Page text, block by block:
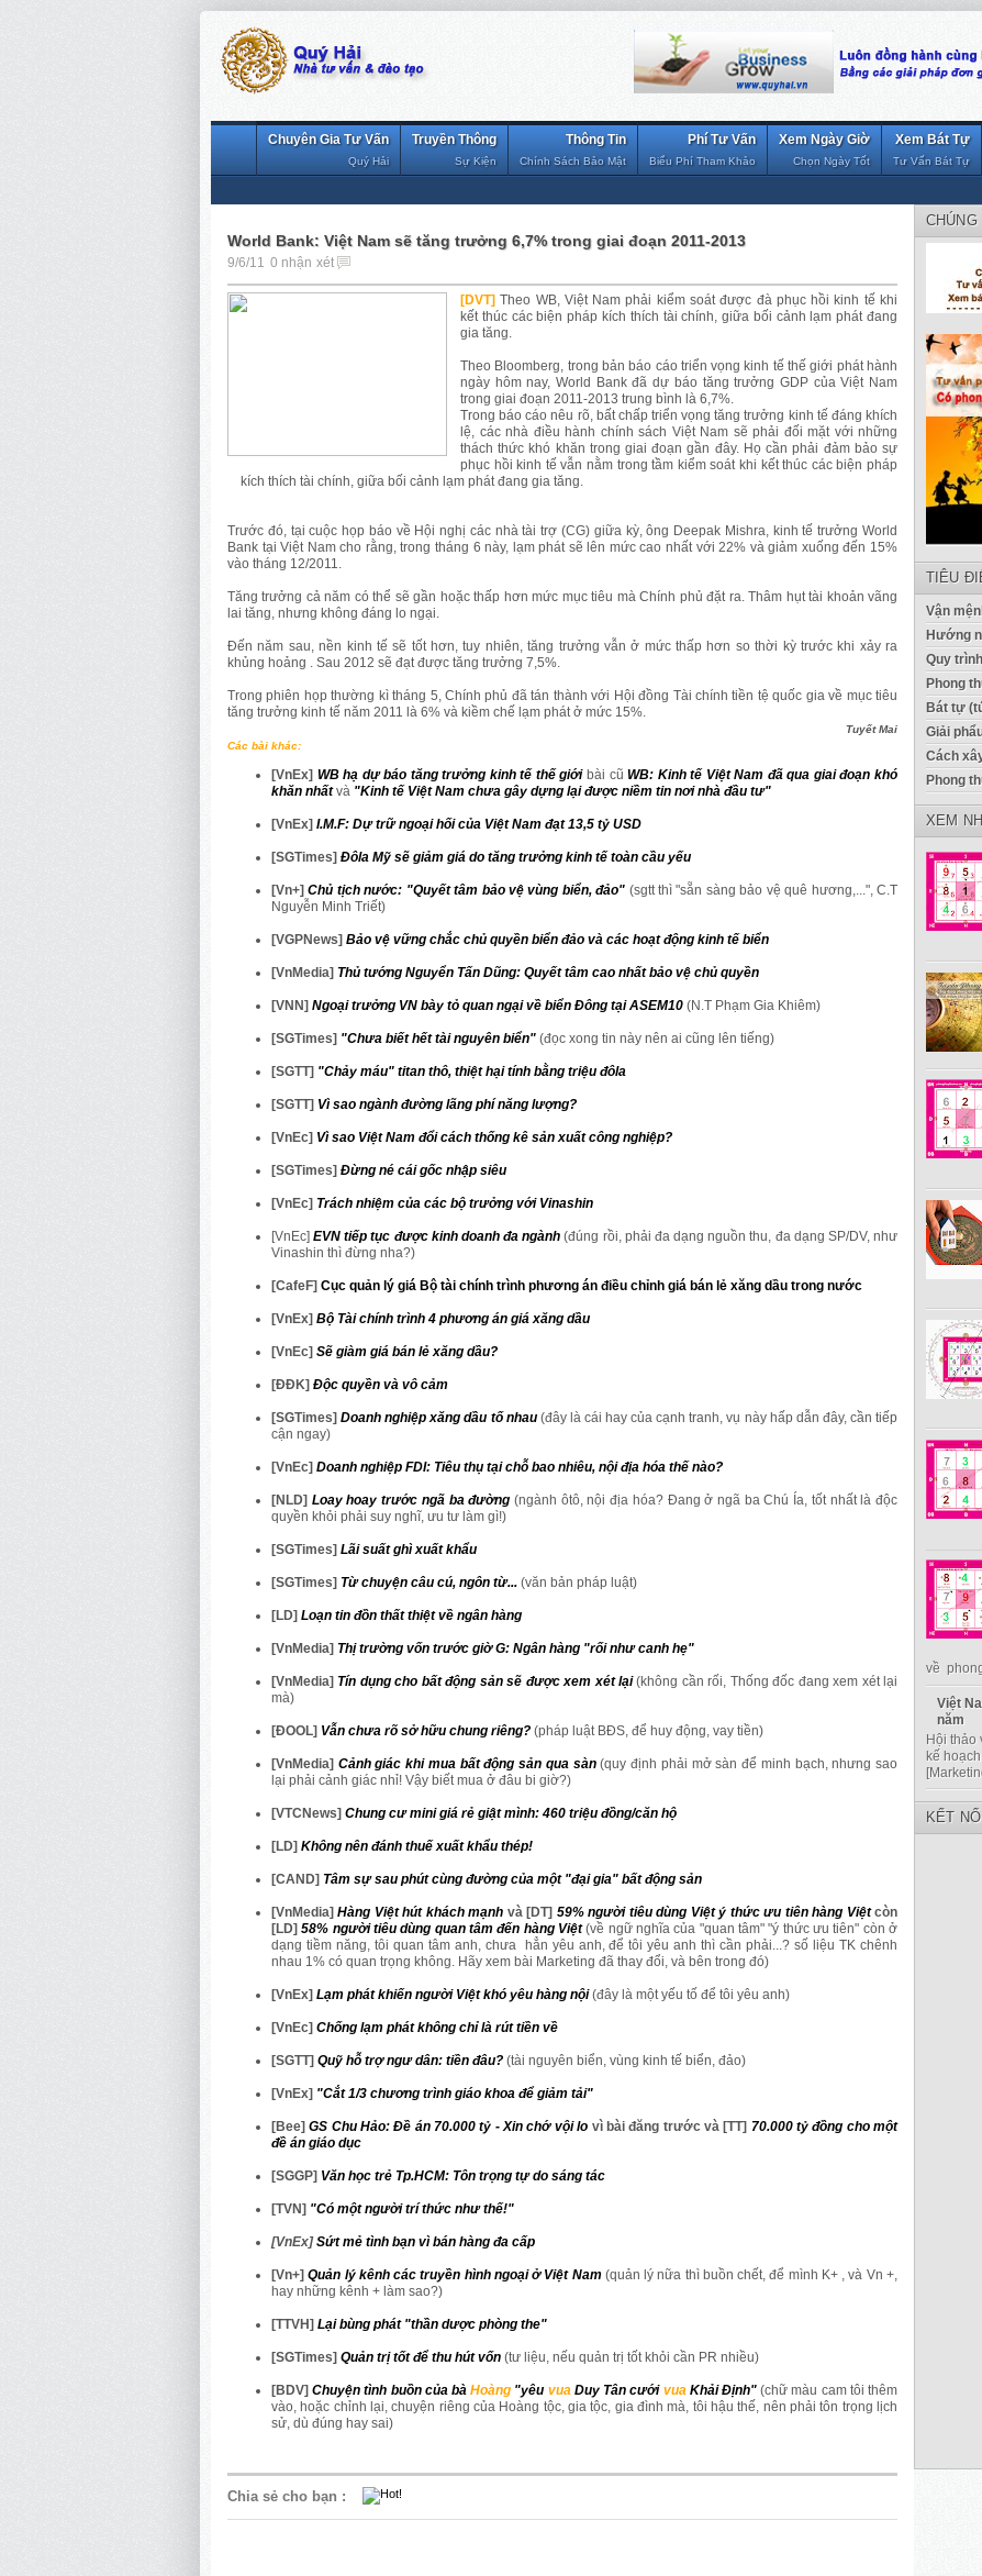
Xem Bát Tự
Tư Vấn Bát Tự
Xem Ngày Giờ
Chọn Ngày Tốt
Phí Tư Vấn
Biểu Phí Tham Khảo
Thông Tin
Chính Sách Bảo Mật
Truyền Thông
Sự Kiện
Chuyên Gia Tư Vấn
Quý Hải
World Bank: Việt Nam sẽ tăng trưởng 6,7% trong giai đoạn 2011-2013
9/6/11 0 nhận xét
[DVT] Theo WB, Việt Nam phải kiểm soát được đà phục hồi kinh tế khi
kết thúc các biện pháp kích thích tài chính, giữa bối cảnh lạm phát đang
gia tăng.
Theo Bloomberg, trong bản báo cáo triển vọng kinh tế thế giới phát hành
ngày hôm nay, World Bank đã dự báo tăng trưởng GDP của Việt Nam
trong giai đoạn 2011-2013 trung bình là 6,7%.
Trong báo cáo nêu rõ, bất chấp triển vọng tăng trưởng kinh tế đáng khích
lệ, các nhà điều hành chính sách Việt Nam sẽ phải đối mặt với những
thách thức khó khăn trong giai đoạn gần đây. Họ cần phải đảm bảo sự
phục hồi kinh tế vẫn nằm trong tầm kiểm soát khi kết thúc các biện pháp
kích thích tài chính, giữa bối cảnh lạm phát đang gia tăng.
Trước đó, tại cuộc họp báo về Hội nghị các nhà tài trợ (CG) giữa kỳ, ông Deepak Mishra, kinh tế trưởng World
Bank tại Việt Nam cho rằng, trong tháng 6 này, lạm phát sẽ lên mức cao nhất với 22% và giảm xuống đến 15%
vào tháng 12/2011.
Tăng trưởng cả năm có thể sẽ gần hoặc thấp hơn mức mục tiêu mà Chính phủ đặt ra. Thâm hụt tài khoản vãng
lai tăng, nhưng không đáng lo ngại.
Đến năm sau, nền kinh tế sẽ tốt hơn, tuy nhiên, tăng trưởng vẫn ở mức thấp hơn so thời kỳ trước khi xảy ra
khủng hoảng . Sau 2012 sẽ đạt được tăng trưởng 7,5%.
Trong phiên họp thường kì tháng 5, Chính phủ đã tán thành với Hội đồng Tài chính tiền tệ quốc gia về mục tiêu
tăng trưởng kinh tế năm 2011 là 6% và kiềm chế lạm phát ở mức 15%.
Tuyết Mai
Các bài khác:
[VnEx] WB hạ dự báo tăng trưởng kinh tế thế giới bài cũWB: Kinh tế Việt Nam đã qua giai đoạn khó
khăn nhất và "Kinh tế Việt Nam chưa gây dựng lại được niềm tin nơi nhà đầu tư"
[VnEx] I.M.F: Dự trữ ngoại hối của Việt Nam đạt 13,5 tỷ USD
[SGTimes] Đôla Mỹ sẽ giảm giá do tăng trưởng kinh tế toàn cầu yếu
[Vn+]Chủ tịch nước: "Quyết tâm bảo vệ vùng biển, đảo" (sgtt thì "sẵn sàng bảo vệ quê hương,...", C.T
Nguyễn Minh Triết)
[VGPNews] Bảo vệ vững chắc chủ quyền biển đảo và các hoạt động kinh tế biển
[VnMedia] Thủ tướng Nguyển Tấn Dũng: Quyết tâm cao nhất bảo vệ chủ quyền
[VNN] Ngoại trưởng VN bày tỏ quan ngại về biển Đông tại ASEM10 (N.T Phạm Gia Khiêm)
[SGTimes] "Chưa biết hết tài nguyên biển" (đọc xong tin này nên ai cũng lên tiếng)
[SGTT] "Chảy máu" titan thô, thiệt hại tính bằng triệu đôla
[SGTT] Vì sao ngành đường lãng phí năng lượng?
[VnEc] Vì sao Việt Nam đổi cách thống kê sản xuất công nghiệp?
[SGTimes] Đừng né cái gốc nhập siêu
[VnEc] Trách nhiệm của các bộ trưởng với Vinashin
[VnEc]EVN tiếp tục được kinh doanh đa ngành (đúng rồi, phải đa dạng nguồn thu, đa dạng SP/DV, như
Vinashin thì đừng nha?)
[CafeF] Cục quản lý giá Bộ tài chính trình phương án điều chỉnh giá bán lẻ xăng dầu trong nước
[VnEx] Bộ Tài chính trình 4 phương án giá xăng dầu
[VnEc] Sẽ giàm giá bán lẻ xăng dầu?
[ĐĐK] Độc quyền và vô cảm
[SGTimes]Doanh nghiệp xăng dầu tố nhau (đây là cái hay của cạnh tranh, vụ này hấp dẫn đây, cần tiếp
cận ngay)
[VnEc] Doanh nghiệp FDI: Tiêu thụ tại chỗ bao nhiêu, nội địa hóa thế nào?
[NLD] Loay hoay trước ngã ba đường (ngành ôtô, nội địa hóa? Đang ở ngã ba Chú Ía, tốt nhất là độc
quyền khỏi phải suy nghĩ, ưu tư làm gì!)
[SGTimes] Lãi suất ghì xuất khẩu
[SGTimes] Từ chuyện câu cú, ngôn từ... (văn bản pháp luật)
[LD] Loạn tin đồn thất thiệt về ngân hàng
[VnMedia] Thị trường vốn trước giờ G: Ngân hàng "rối như canh hẹ"
[VnMedia] Tín dụng cho bất động sản sẽ được xem xét lại (không cần rối, Thống đốc đang xem xét lại
mà)
[ĐOOL] Vẫn chưa rõ sở hữu chung riêng? (pháp luật BĐS, để huy động, vay tiền)
[VnMedia] Cảnh giác khi mua bất động sản qua sàn (quy định phải mở sàn để minh bạch, nhưng sao
lại phải cảnh giác nhỉ! Vậy biết mua ở đâu bi giờ?)
[VTCNews] Chung cư mini giá rẻ giật mình: 460 triệu đồng/căn hộ
[LD] Không nên đánh thuế xuất khẩu thép!
[CAND] Tâm sự sau phút cùng đường của một "đại gia" bất động sản
[VnMedia]Hàng Việt hút khách mạnh và [DT] 59% người tiêu dùng Việt ý thức ưu tiên hàng Việt còn
[LD]58% người tiêu dùng quan tâm đến hàng Việt (về ngữ nghĩa của "quan tâm" "ý thức ưu tiên" còn ở
dạng tiềm năng, tôi quan tâm anh, chưa hẳn yêu anh, để tôi yêu anh thì cần phải...? số liệu TK chênh
nhau 1% có quan trọng không. Hãy xem bài Marketing đã thay đổi, và bên trong đó)
[VnEx] Lạm phát khiến người Việt khó yêu hàng nội (đây là một yếu tố để tôi yêu anh)
[VnEc] Chống lạm phát không chỉ là rút tiền về
[SGTT] Quỹ hỗ trợ ngư dân: tiền đâu? (tài nguyên biển, vùng kinh tế biển, đảo)
[VnEx] "Cắt 1/3 chương trình giáo khoa để giảm tải"
[Bee]GS Chu Hảo: Đề án 70.000 tỷ - Xin chớ vội lo vì bài đăng trước và [TT] 70.000 tỷ đồng cho một
đề án giáo dục
[SGGP] Văn học trẻ Tp.HCM: Tôn trọng tự do sáng tác
[TVN] "Có một người trí thức như thế!"
[VnEx]Sứt mẻ tình bạn vì bán hàng đa cấp
[Vn+]Quản lý kênh các truyền hình ngoại ở Việt Nam (quản lý nữa thì buồn chết, để mình K+ , và Vn +,
hay những kênh + làm sao?)
[TTVH] Lại bùng phát "thần dược phòng the"
[SGTimes] Quản trị tốt để thu hút vốn (tư liệu, nếu quản trị tốt khỏi cần PR nhiều)
[BDV]Chuyện tình buồn của bàHoàng "yêu vua Duy Tân cưới vua Khải Định" (chữ màu cam tôi thêm
vào, hoặc chỉnh lại, chuyện riêng của Hoàng tộc, gia tộc, gia đình mà, tôi hậu thế, nên phải tôn trọng lịch
sử, dù đúng hay sai)
Chia sẻ cho bạn :
TIÊU
Vận
Hướng
Quy
Phong
Bát tự
Giải
Cách
Phong
XEM
về
Việt
năm
Hội thảo
kế
KẾT